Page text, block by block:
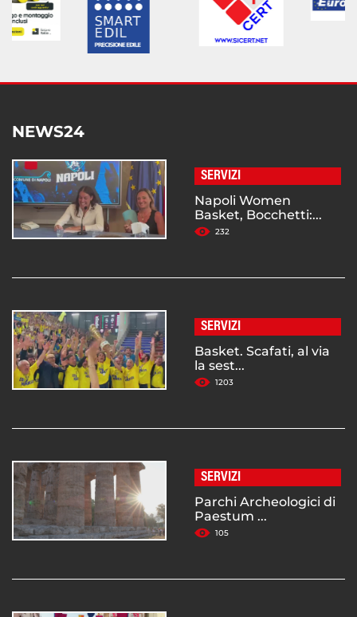
NEWS24
SERVIZI
Napoli Women
Basket, Bocchetti:...
232
SERVIZI
Basket. Scafati, al via
la sest...
1203
SERVIZI
Parchi Archeologici di
Paestum ...
105